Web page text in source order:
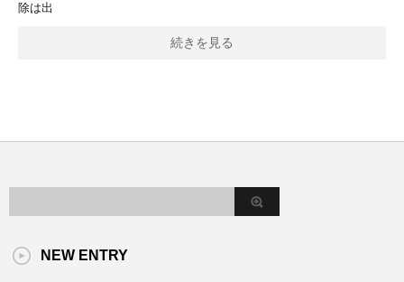
除は出
続きを見る
NEW ENTRY